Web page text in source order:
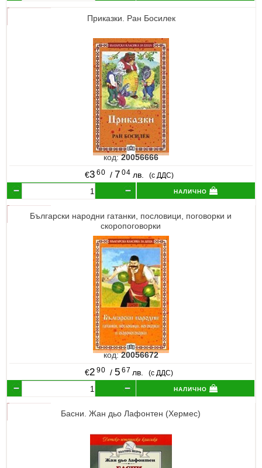
Приказки. Ран Босилек
код:20056666
€3 60 / 7 04 лв. (с ДДС)
налично
Български народни гатанки, пословици, поговорки и
скоропоговорки
код:20056672
€2 90 / 5 67 лв. (с ДДС)
налично
Басни. Жан дьо Лафонтен (Хермес)